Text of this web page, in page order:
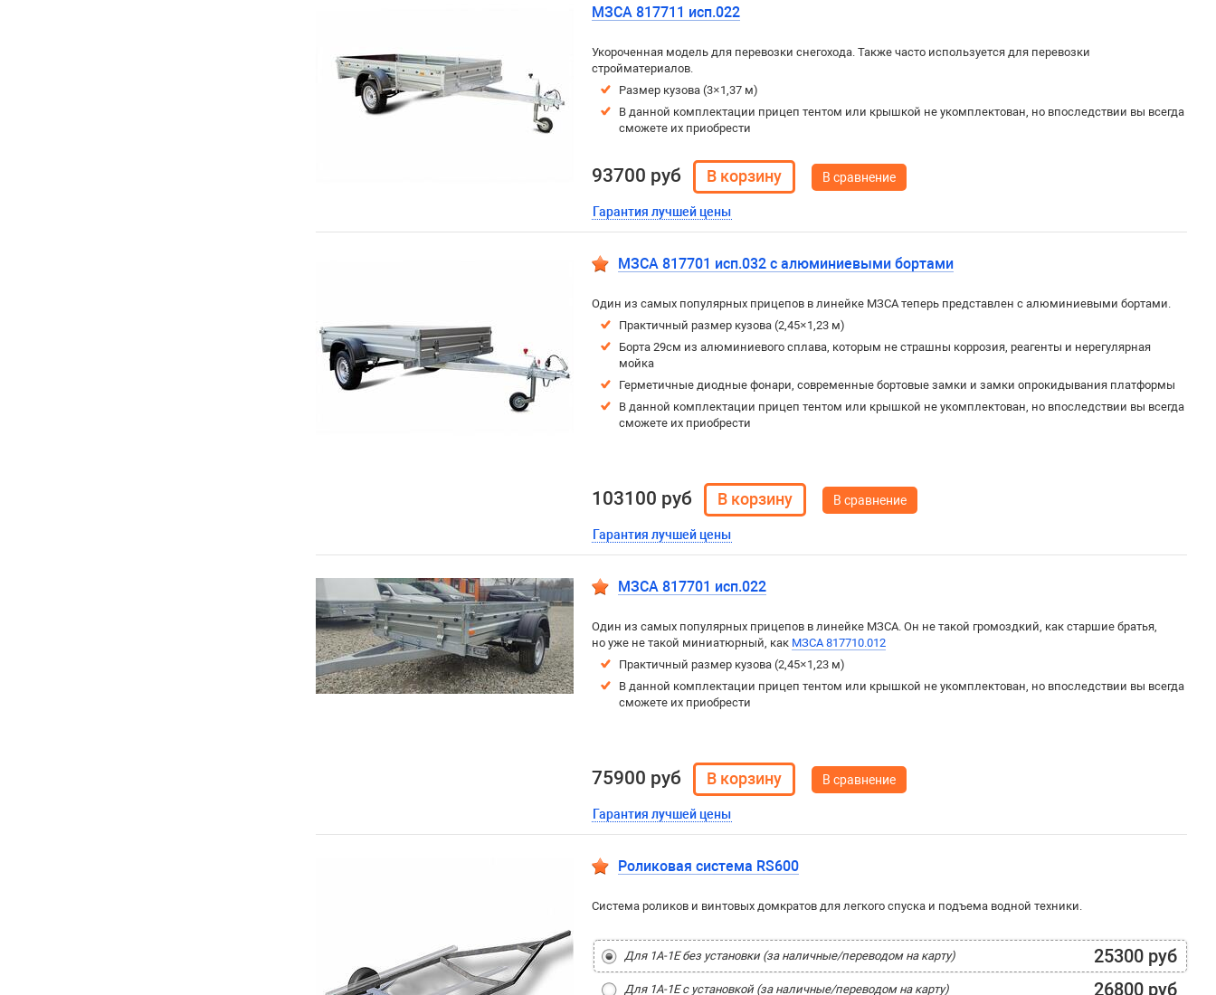
МЗСА 817711 исп.022
Укороченная модель для перевозки снегохода. Также часто используется для перевозки
стройматериалов.
Размер кузова (3×1,37 м)
В данной комплектации прицеп тентом или крышкой не укомплектован, но впоследствии вы всегда
сможете их приобрести
93700 руб
Гарантия лучшей цены
В сравнение
МЗСА 817701 исп.032 с алюминиевыми бортами
Один из самых популярных прицепов в линейке МЗСА теперь представлен с алюминиевыми бортами.
Практичный размер кузова (2,45×1,23 м)
Борта 29см из алюминиевого сплава, которым не страшны коррозия, реагенты и нерегулярная
мойка
Герметичные диодные фонари, современные бортовые замки и замки опрокидывания платформы
В данной комплектации прицеп тентом или крышкой не укомплектован, но впоследствии вы всегда
сможете их приобрести
103100 руб
Гарантия лучшей цены
В сравнение
МЗСА 817701 исп.022
Один из самых популярных прицепов в линейке МЗСА. Он не такой громоздкий, как старшие братья,
но уже не такой миниатюрный, как МЗСА 817710.012
Практичный размер кузова (2,45×1,23 м)
В данной комплектации прицеп тентом или крышкой не укомплектован, но впоследствии вы всегда
сможете их приобрести
75900 руб
Гарантия лучшей цены
В сравнение
Роликовая система RS600
Система роликов и винтовых домкратов для легкого спуска и подъема водной техники.
Для 1A-1E без установки (за наличные/переводом на карту) 25300 руб
Для 1A-1E с установкой (за наличные/переводом на карту) 26800 руб